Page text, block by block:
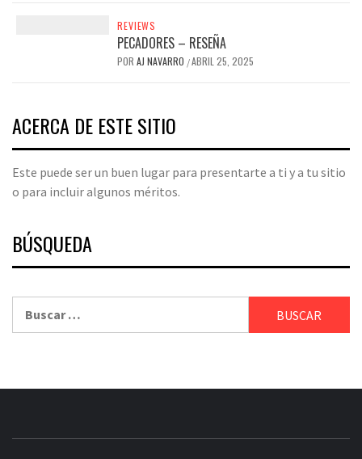
REVIEWS
PECADORES – RESEÑA
POR AJ NAVARRO /ABRIL 25, 2025
ACERCA DE ESTE SITIO
Este puede ser un buen lugar para presentarte a ti y a tu sitio
o para incluir algunos méritos.
BÚSQUEDA